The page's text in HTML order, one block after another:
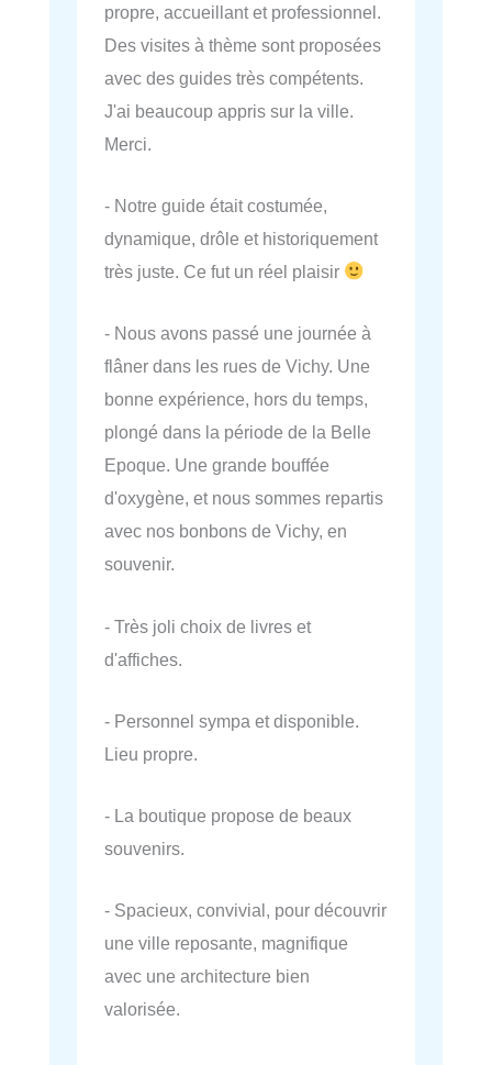
propre, accueillant et professionnel.
Des visites à thème sont proposées
avec des guides très compétents.
J'ai beaucoup appris sur la ville.
Merci.
- Notre guide était costumée,
dynamique, drôle et historiquement
très juste. Ce fut un réel plaisir
- Nous avons passé une journée à
flâner dans les rues de Vichy. Une
bonne expérience, hors du temps,
plongé dans la période de la Belle
Epoque. Une grande bouffée
d'oxygène, et nous sommes repartis
avec nos bonbons de Vichy, en
souvenir.
- Très joli choix de livres et
d'affiches.
- Personnel sympa et disponible.
Lieu propre.
- La boutique propose de beaux
souvenirs.
- Spacieux, convivial, pour découvrir
une ville reposante, magnifique
avec une architecture bien
valorisée.